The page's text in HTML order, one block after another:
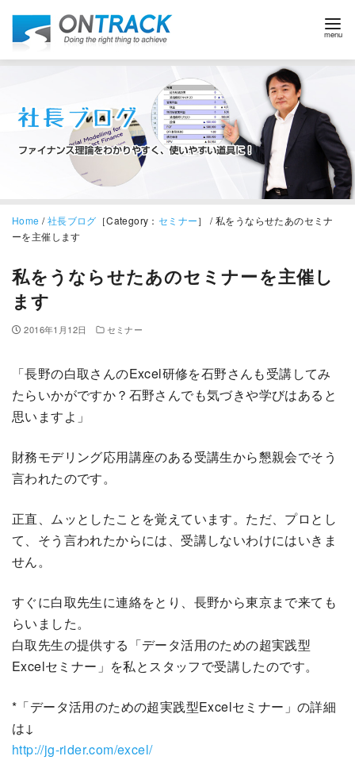
Home /社長ブログ ［Category： セミナー］ / 私をうならせたあのセミナ
ーを主催します
私をうならせたあのセミナーを主催し
ます
2016年1月12日 セミナー
「長野の白取さんのExcel研修を石野さんも受講してみ
たらいかがですか？石野さんでも気づきや学びはあると
思いますよ」
財務モデリング応用講座のある受講生から懇親会でそう
言われたのです。
正直、ムッとしたことを覚えています。ただ、プロとし
て、そう言われたからには、受講しないわけにはいきま
せん。
すぐに白取先生に連絡をとり、長野から東京まで来ても
らいました。
白取先生の提供する「データ活用のための超実践型
Excelセミナー」を私とスタッフで受講したのです。
*「データ活用のための超実践型Excelセミナー」の詳細
は↓
http://jg-rider.com/excel/